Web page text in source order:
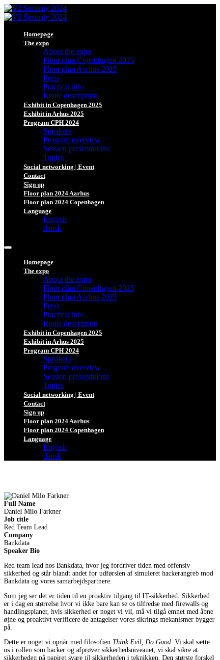
Homepage
The expo
About the expo
Floor plan Copenhagen 2025
Floor plan Aarhus 2025
Press
Practical info
Route description
Exhibit in Copenhagen 2025
Exhibit in Arhus 2025
Program CPH 2024
Speakers
Program overview
Session presentations
Topics
Social networking | Event
Contact
Sign up
Floor plan 2024 Aarhus
Floor plan 2024 Copenhagen
Language
English
dansk
Homepage
The expo
About the expo
Floor plan Copenhagen 2025
Floor plan Aarhus 2025
Press
Practical info
Route description
Exhibit in Copenhagen 2025
Exhibit in Arhus 2025
Program CPH 2024
Speakers
Program overview
Session presentations
Topics
Social networking | Event
Contact
Sign up
Floor plan 2024 Aarhus
Floor plan 2024 Copenhagen
Language
English
dansk
Full Name
Daniel Milo Farkner
Job title
Red Team Lead
Company
Bankdata
Speaker Bio
Red team lead hos Bankdata, hvor jeg fordriver tiden med offensiv
sikkerhed og står blandt andet for udførslen af simuleret hackerangreb mod
Bankdata og vores samarbejdspartnere.
Som jeg ser det er tiden til en proaktiv tilgang til IT-sikkerhed. Sikkerhed
er i dag en størrelse hvor vi ikke bare kan se os tilfredse med firewalls og
handlingsplaner, hvis sikkerhed er noget vi vil, må vi tilgå emnet med åbne
øjne og proaktivt verificere de antagelser vores sikrings mekanismer bygger
på.
Dette er noget vi opnår med filosofien Think Evil, Do Good. Vi skal sætte
os i rollen som hacker og afprøver sikkerhedsniveauet, vi skal sikre at
sikkerheden på papiret svare til sikkerheden i teknikken. Den største forskel